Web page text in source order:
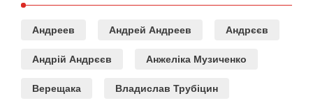
Андреев Андрей Андреев Андрєєв
Андрій Андрєєв Анжеліка Музиченко
Верещака Владислав Трубіцин